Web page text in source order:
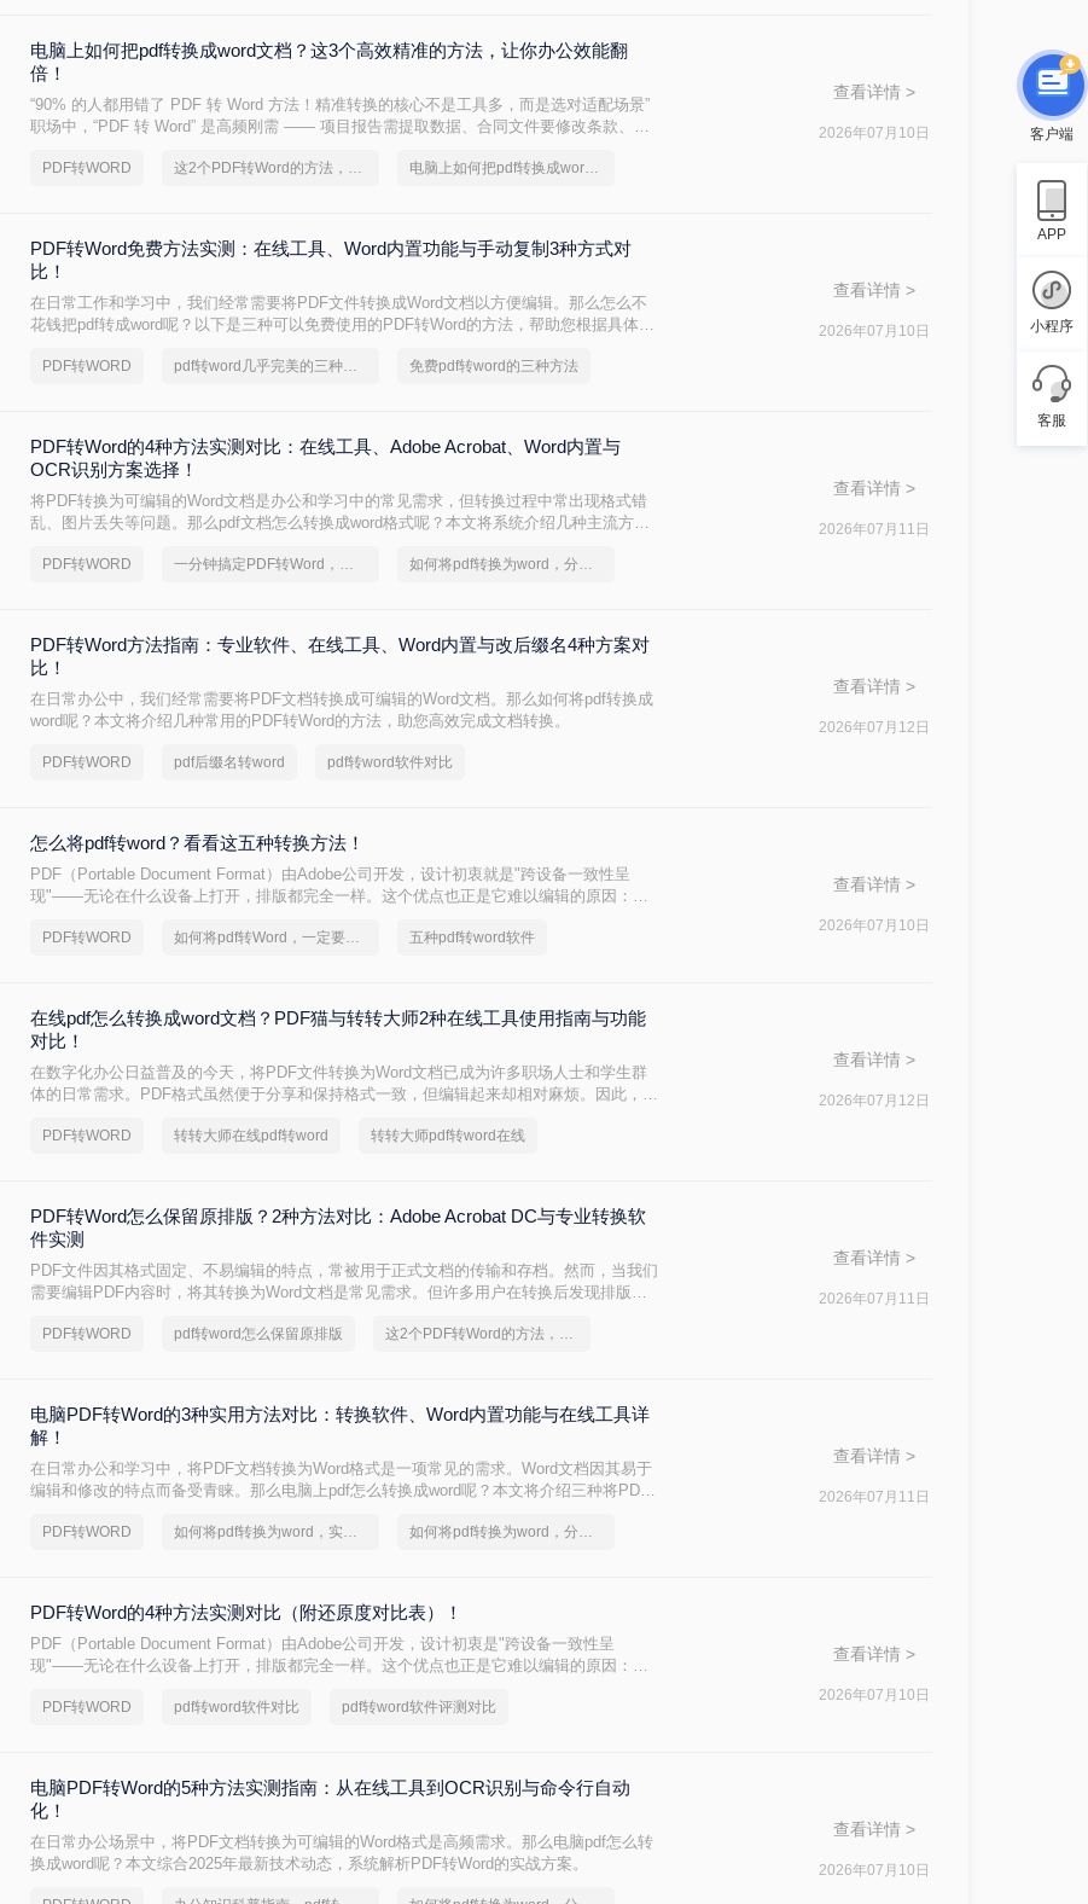
电脑上如何把pdf转换成word文档？这3个高效精准的方法，让你办公效能翻
倍！
“90% 的人都用错了 PDF 转 Word 方法！精准转换的核心不是工具多，而是选对适配场景”
职场中，“PDF 转 Word” 是高频刚需 —— 项目报告需提取数据、合同文件要修改条款、学
PDF转WORD 这2个PDF转Word的方法，高效率转换，排版不乱码！ 电脑上如何把pdf转换成word文档
查看详情 >
2026年07月10日
PDF转Word免费方法实测：在线工具、Word内置功能与手动复制3种方式对
比！
在日常工作和学习中，我们经常需要将PDF文件转换成Word文档以方便编辑。那么怎么不
花钱把pdf转成word呢？以下是三种可以免费使用的PDF转Word的方法，帮助您根据具体需
PDF转WORD pdf转word几乎完美的三种方式 免费pdf转word的三种方法
查看详情 >
2026年07月10日
PDF转Word的4种方法实测对比：在线工具、Adobe Acrobat、Word内置与
OCR识别方案选择！
将PDF转换为可编辑的Word文档是办公和学习中的常见需求，但转换过程中常出现格式错
乱、图片丢失等问题。那么pdf文档怎么转换成word格式呢？本文将系统介绍几种主流方
PDF转WORD 一分钟搞定PDF转Word，这2种简单方法，任意选择 如何将pdf转换为word，分享一种简单的方法
查看详情 >
2026年07月11日
PDF转Word方法指南：专业软件、在线工具、Word内置与改后缀名4种方案对
比！
在日常办公中，我们经常需要将PDF文档转换成可编辑的Word文档。那么如何将pdf转换成
word呢？本文将介绍几种常用的PDF转Word的方法，助您高效完成文档转换。
PDF转WORD pdf后缀名转word pdf转word软件对比
查看详情 >
2026年07月12日
怎么将pdf转word？看看这五种转换方法！
PDF（Portable Document Format）由Adobe公司开发，设计初衷就是"跨设备一致性呈
现"——无论在什么设备上打开，排版都完全一样。这个优点也正是它难以编辑的原因：
流动、自动换行。
PDF转WORD 如何将pdf转Word，一定要看看 五种pdf转word软件
查看详情 >
2026年07月10日
在线pdf怎么转换成word文档？PDF猫与转转大师2种在线工具使用指南与功能
对比！
在数字化办公日益普及的今天，将PDF文件转换为Word文档已成为许多职场人士和学生群
体的日常需求。PDF格式虽然便于分享和保持格式一致，但编辑起来却相对麻烦。因此，找
文将介绍两种在线将PDF转换成Word文档的方法。
PDF转WORD 转转大师在线pdf转word 转转大师pdf转word在线
查看详情 >
2026年07月12日
PDF转Word怎么保留原排版？2种方法对比：Adobe Acrobat DC与专业转换软
件实测
PDF文件因其格式固定、不易编辑的特点，常被用于正式文档的传输和存档。然而，当我们
需要编辑PDF内容时，将其转换为Word文档是常见需求。但许多用户在转换后发现排版混
PDF转Word时尽可能保留原排版。
PDF转WORD pdf转word怎么保留原排版 这2个PDF转Word的方法，高效率转换，排版不乱码！
查看详情 >
2026年07月11日
电脑PDF转Word的3种实用方法对比：转换软件、Word内置功能与在线工具详
解！
在日常办公和学习中，将PDF文档转换为Word格式是一项常见的需求。Word文档因其易于
编辑和修改的特点而备受青睐。那么电脑上pdf怎么转换成word呢？本文将介绍三种将PDF
PDF转WORD 如何将pdf转换为word，实用的方法来了 如何将pdf转换为word，分享一种简单的方法
查看详情 >
2026年07月11日
PDF转Word的4种方法实测对比（附还原度对比表）！
PDF（Portable Document Format）由Adobe公司开发，设计初衷是"跨设备一致性呈
现"——无论在什么设备上打开，排版都完全一样。这个优点也正是它难以编辑的原因：
流动、自动换行。
PDF转WORD pdf转word软件对比 pdf转word软件评测对比
查看详情 >
2026年07月10日
电脑PDF转Word的5种方法实测指南：从在线工具到OCR识别与命令行自动
化！
在日常办公场景中，将PDF文档转换为可编辑的Word格式是高频需求。那么电脑pdf怎么转
换成word呢？本文综合2025年最新技术动态，系统解析PDF转Word的实战方案。
查看详情 >
2026年07月10日
客户端
APP
小程序
客服